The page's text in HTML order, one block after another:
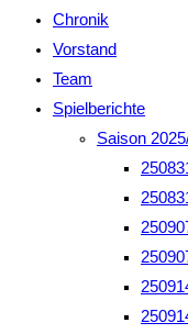
Chronik
Vorstand
Team
Spielberichte
Saison